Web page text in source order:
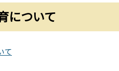
について
て